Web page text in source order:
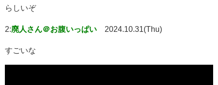
らしいぞ
2:廃人さん＠お腹いっぱい 2024.10.31(Thu)
すごいな